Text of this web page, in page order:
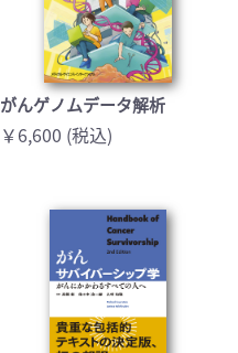
がんゲノムデータ解析
￥6,600 (税込)